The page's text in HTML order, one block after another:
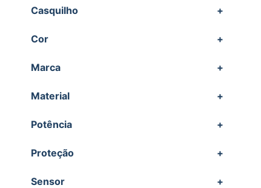
Casquilho +
Cor +
Marca +
Material +
Potência +
Proteção +
Sensor +